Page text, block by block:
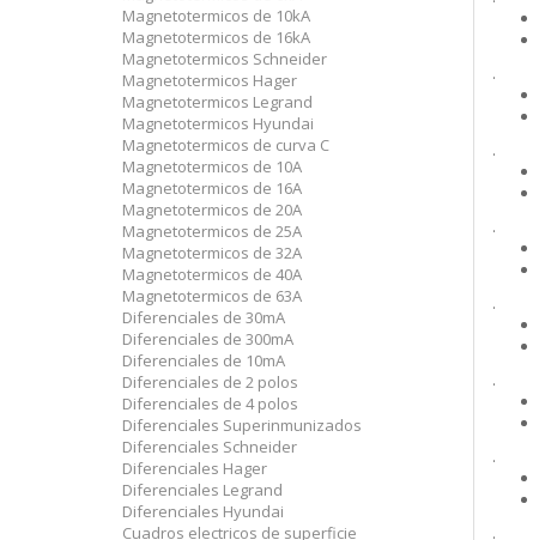
.
.
.
.
.
.
.
Magnetotermicos de 10kA
Magnetotermicos de 16kA
Magnetotermicos Schneider
Magnetotermicos Hager
Magnetotermicos Legrand
Magnetotermicos Hyundai
Magnetotermicos de curva C
Magnetotermicos de 10A
Magnetotermicos de 16A
Magnetotermicos de 20A
Magnetotermicos de 25A
Magnetotermicos de 32A
Magnetotermicos de 40A
Magnetotermicos de 63A
Diferenciales de 30mA
Diferenciales de 300mA
Diferenciales de 10mA
Diferenciales de 2 polos
Diferenciales de 4 polos
Diferenciales Superinmunizados
Diferenciales Schneider
Diferenciales Hager
Diferenciales Legrand
Diferenciales Hyundai
Cuadros electricos de superficie